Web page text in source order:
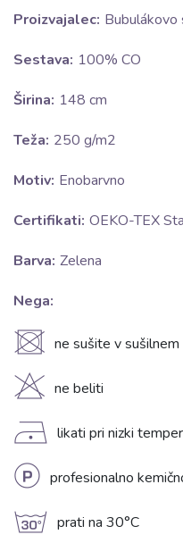
Proizvajalec: Bubulákovo
Sestava: 100% CO
Širina: 148 cm
Teža: 250 g/m2
Motiv: Enobarvno
Certifikati: OEKO-TEX
Barva: Zelena
Nega:
U ne sušite v
H ne beliti
D likati pri nizki
L profesionalno
g prati na 30°C